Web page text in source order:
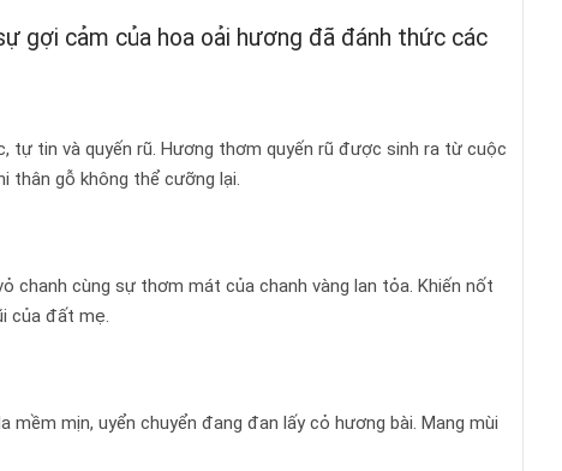
gợi cảm của hoa oải hương đã đánh thức các
tự tin và quyến rũ. Hương thơm quyến rũ được sinh ra từ cuộc
thân gỗ không thể cưỡng lại.
chanh cùng sự thơm mát của chanh vàng lan tỏa. Khiến nốt
của đất mẹ.
mịn, uyển chuyển đang đan lấy cỏ hương bài. Mang mùi